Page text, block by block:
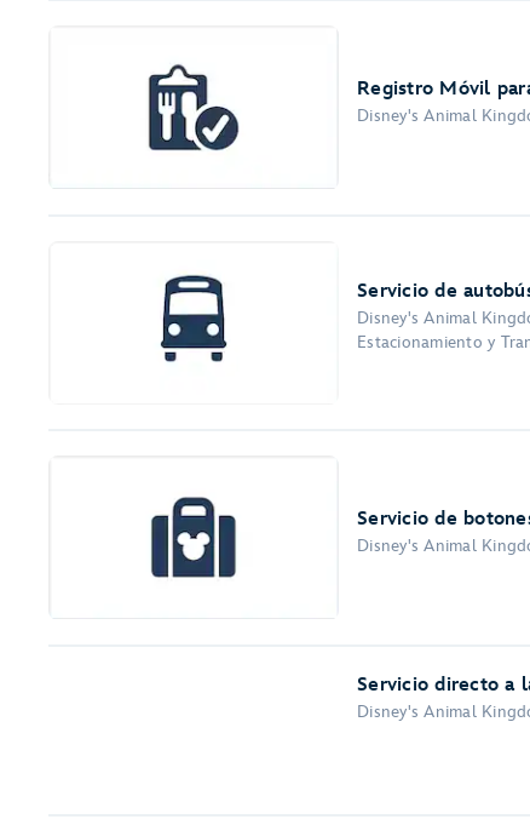
Registro Móvil
Disney's Animal
Servicio de
Disney's Animal
Estacionamiento y
Servicio de
Disney's Animal
Servicio directo a
Disney's Animal